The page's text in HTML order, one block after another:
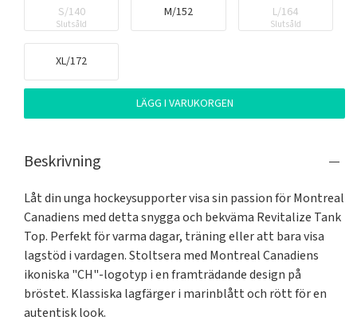
S/140
Slutsåld
M/152 L/164
Slutsåld
XL/172
LÄGG I VARUKORGEN
Beskrivning
Låt din unga hockeysupporter visa sin passion för Montreal
Canadiens med detta snygga och bekväma Revitalize Tank
Top. Perfekt för varma dagar, träning eller att bara visa
lagstöd i vardagen. Stoltsera med Montreal Canadiens
ikoniska "CH"-logotyp i en framträdande design på
bröstet. Klassiska lagfärger i marinblått och rött för en
autentisk look.